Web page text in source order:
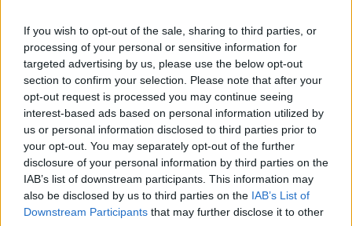
If you wish to opt-out of the sale, sharing to third parties, or
processing of your personal or sensitive information for
targeted advertising by us, please use the below opt-out
section to confirm your selection. Please note that after your
opt-out request is processed you may continue seeing
interest-based ads based on personal information utilized by
us or personal information disclosed to third parties prior to
your opt-out. You may separately opt-out of the further
disclosure of your personal information by third parties on the
IAB’s list of downstream participants. This information may
also be disclosed by us to third parties on the IAB’s List of
Downstream Participants that may further disclose it to other
Dobříšsko
Ve Staré Huti zemřela žena při výbuchu
kyslíkové láhve
Radek Ctibor - 1. 12. 2020